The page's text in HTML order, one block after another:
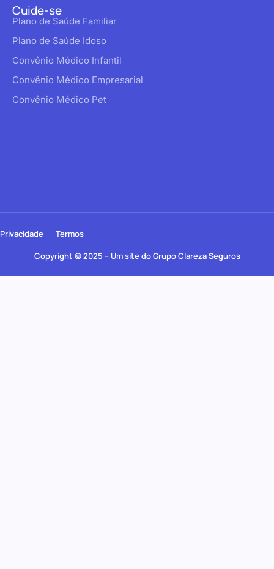
Cuide-se
Plano de Saúde Familiar
Plano de Saúde Idoso
Convênio Médico Infantil
Convênio Médico Empresarial
Convênio Médico Pet
Copyright © 2025 – Um site do Grupo Clareza Seguros
Privacidade Termos